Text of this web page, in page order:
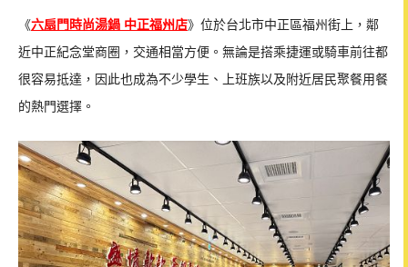
《六扇門時尚湯鍋 中正福州店》位於台北市中正區福州街上，鄰
近中正紀念堂商圈，交通相當方便。無論是搭乘捷運或騎車前往都
很容易抵達，因此也成為不少學生、上班族以及附近居民聚餐用餐
的熱門選擇。